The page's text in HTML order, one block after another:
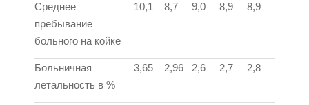
Среднее
пребывание
больного на койке
10,1 8,7 9,0 8,9 8,9
Больничная
летальность в %
3,65 2,96 2,6 2,7 2,8